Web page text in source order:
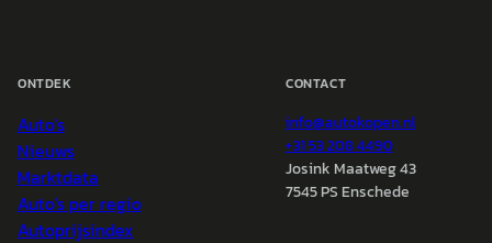
ONTDEK
Auto's
Nieuws
Marktdata
Auto's per regio
Autoprijsindex
CONTACT
info@autokopen.nl
+31 53 208 4490
Josink Maatweg 43
7545 PS Enschede